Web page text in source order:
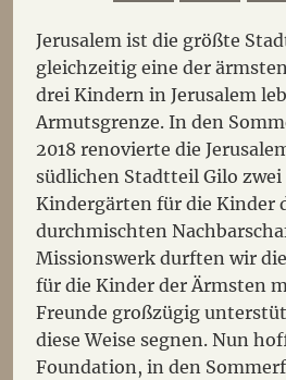
Jerusalem ist die größte
gleichzeitig eine der
drei Kindern in Jerusalem
Armutsgrenze. In den
2018 renovierte die
südlichen Stadtteil Gilo zwei
Kindergärten für die Kinder
durchmischten
Missionswerk durften wir
für die Kinder der Ärmsten
Freunde großzügig
diese Weise segnen. Nun
Foundation, in den